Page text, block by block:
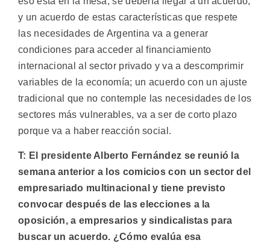
y un acuerdo de estas características que respete
las necesidades de Argentina va a generar
condiciones para acceder al financiamiento
internacional al sector privado y va a descomprimir
variables de la economía; un acuerdo con un ajuste
tradicional que no contemple las necesidades de los
sectores más vulnerables, va a ser de corto plazo
porque va a haber reacción social.
T: El presidente Alberto Fernández se reunió la
semana anterior a los comicios con un sector del
empresariado multinacional y tiene previsto
convocar después de las elecciones a la
oposición, a empresarios y sindicalistas para
buscar un acuerdo. ¿Cómo evalúa esa